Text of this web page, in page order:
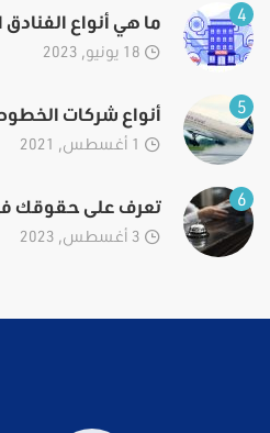
4 ما هي أنواع
5 أنواع شركات
6 تعرف على حقوقك في